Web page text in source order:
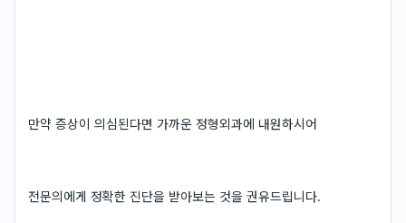
만약 증상이 의심된다면 가까운 정형외과에 내원하시어
전문의에게 정확한 진단을 받아보는 것을 권유드립니다.